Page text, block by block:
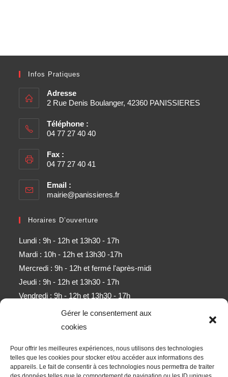
Gérer le consentement aux
cookies
Pour offrir les meilleures expériences, nous utilisons des technologies
telles que les cookies pour stocker et/ou accéder aux informations des
appareils. Le fait de consentir à ces technologies nous permettra de traiter
Infos Pratiques
Adresse
2 Rue Denis Boulanger, 42360 PANISSIERES
Téléphone :
04 77 27 40 40
Fax :
04 77 27 40 41
Email :
mairie@panissieres.fr
Horaires D’ouverture
Lundi : 9h - 12h et 13h30 - 17h
Mardi : 10h - 12h et 13h30 -17h
Mercredi : 9h - 12h et fermé l'après-midi
Jeudi : 9h - 12h et 13h30 - 17h
Vendredi : 9h - 12h et 13h30 - 17h
Samedi : 9h - 11h (sauf mois d'août)
Obtenez l’ensemble des derniers contenus par e-mail.